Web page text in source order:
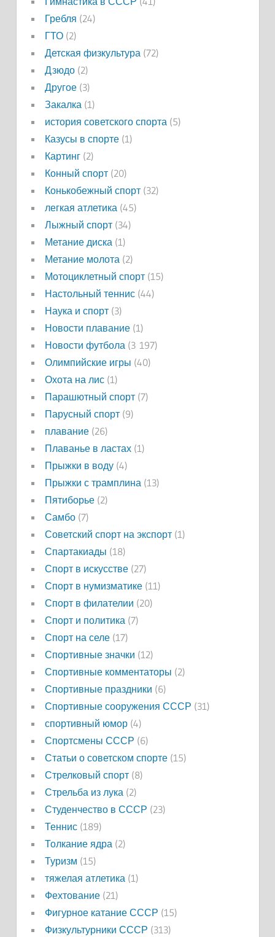
Гребля (24)
ГТО(2)
Детская физкультура (72)
Дзюдо(2)
Другое(3)
Закалка (1)
история советского спорта (5)
Казусы в спорте(1)
Картинг(2)
Конный спорт(20)
Конькобежный спорт(32)
легкая атлетика (45)
Лыжный спорт(34)
Метание диска (1)
Метание молота (2)
Мотоциклетный спорт(15)
Настольный теннис(44)
Наука и спорт(3)
Новости плавание(1)
Новости футбола (3 197)
Олимпийские игры (40)
Охота на лис(1)
Парашютный спорт(7)
Парусный спорт(9)
плавание(26)
Плаванье в ластах(1)
Прыжки в воду(4)
Прыжки с трамплина (13)
Пятиборье(2)
Самбо(7)
Советский спорт на экспорт(1)
Спартакиады (18)
Спорт в искусстве(27)
Спорт в нумизматике(11)
Спорт в филателии (20)
Спорт и политика (7)
Спорт на селе(17)
Спортивные значки (12)
Спортивные комментаторы (2)
Спортивные праздники (6)
Спортивные сооружения СССР (31)
спортивный юмор(4)
Спортсмены СССР (6)
Статьи о советском спорте(15)
Стрелковый спорт(8)
Стрельба из лука (2)
Студенчество в СССР (23)
Теннис(189)
Толкание ядра (2)
Туризм (15)
тяжелая атлетика (1)
Фехтование(21)
Фигурное катание СССР (15)
Физкультурники СССР (313)